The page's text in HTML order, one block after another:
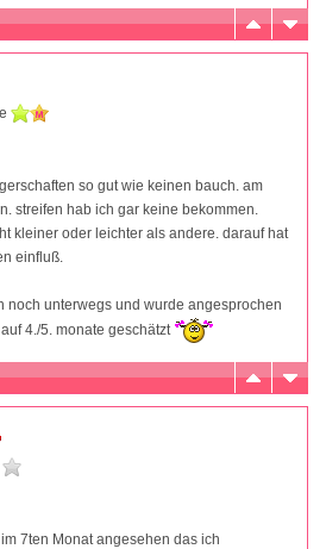
so gut wie keinen bauch. am
streifen hab ich gar keine bekommen.
kleiner oder leichter als andere. darauf hat
einfluß.
noch unterwegs und wurde angesprochen
4./5. monate geschätzt
7ten Monat angesehen das ich